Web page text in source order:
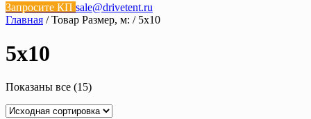
Запросите КП sale@drivetent.ru
Главная / Товар Размер, м: / 5х10
5х10
Показаны все (15)